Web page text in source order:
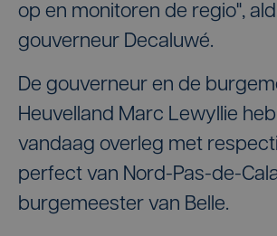
op en monitoren de regio",
gouverneur Decaluwé.
De gouverneur en de
Heuvelland Marc Lewyllie
vandaag overleg met
perfect van Nord-Pas-de-
burgemeester van Belle.